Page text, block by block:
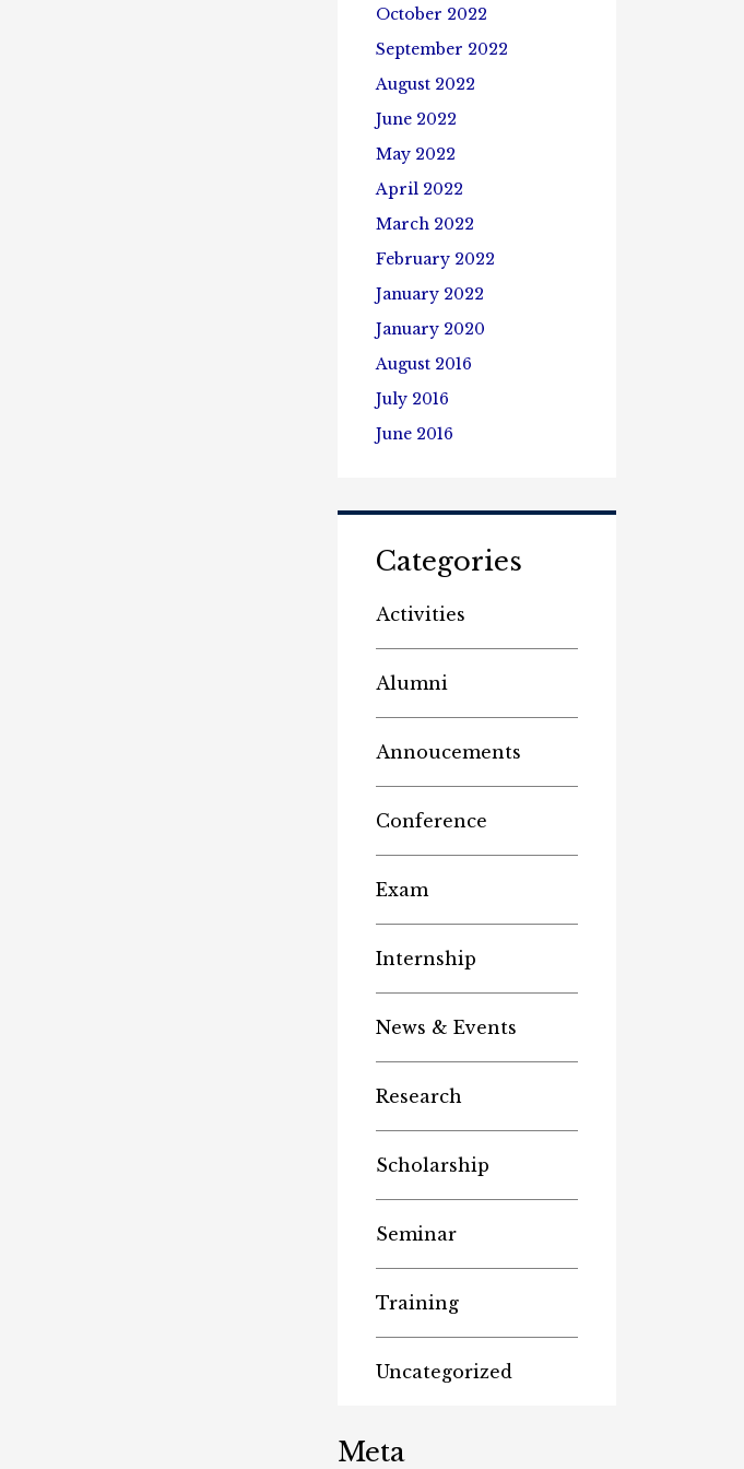
October 2022
September 2022
August 2022
June 2022
May 2022
April 2022
March 2022
February 2022
January 2022
January 2020
August 2016
July 2016
June 2016
Categories
Activities
Alumni
Annoucements
Conference
Exam
Internship
News & Events
Research
Scholarship
Seminar
Training
Uncategorized
Meta